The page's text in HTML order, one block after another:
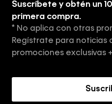
Tiendas
Aviso de privacidad
Términos y Condiciones
Suscríbete y obtén un
primera compra.
* No aplica con otras
Regístrate para noticias
promociones exclusivas